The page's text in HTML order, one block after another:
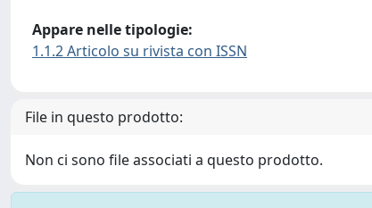
Appare nelle tipologie:
1.1.2 Articolo su rivista con ISSN
File in questo prodotto:
Non ci sono file associati a questo prodotto.